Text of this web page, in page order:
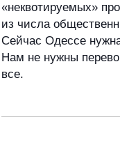
«неквотируемых»
из числа
Сейчас Одессе
Нам не нужны
все.